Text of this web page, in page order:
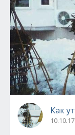
Как
10.10.17